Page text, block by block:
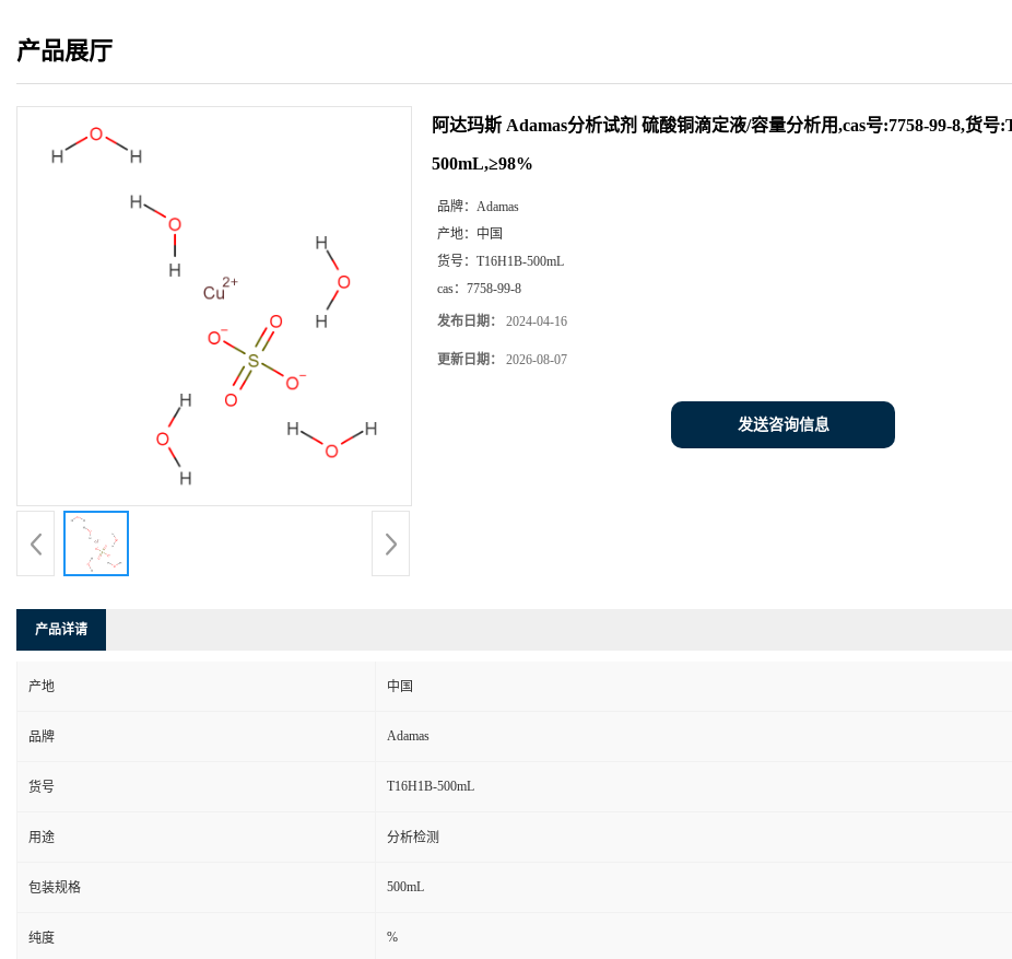
产品展厅
阿达玛斯 Adamas分析试剂 硫酸铜滴定液/容量分析用,cas号:7758-99-8,货号
500mL,≥98%
品牌： Adamas
产地： 中国
货号： T16H1B-500mL
cas： 7758-99-8
发布日期： 2024-04-16
更新日期： 2026-08-07
发送咨询信息
产品详请
产地 中国
品牌 Adamas
货号 T16H1B-500mL
用途 分析检测
包装规格 500mL
纯度 %